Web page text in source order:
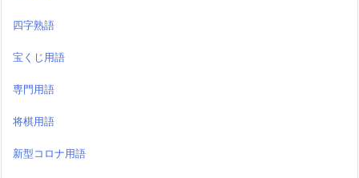
四字熟語
宝くじ用語
専門用語
将棋用語
新型コロナ用語